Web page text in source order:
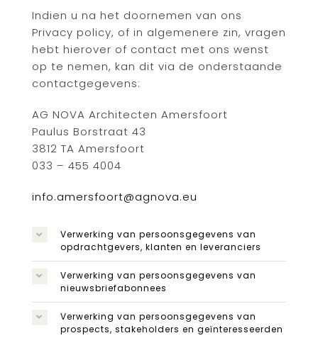
Indien u na het doornemen van ons
Privacy policy, of in algemenere zin, vragen
hebt hierover of contact met ons wenst
op te nemen, kan dit via de onderstaande
contactgegevens:
AG NOVA Architecten Amersfoort
Paulus Borstraat 43
3812 TA Amersfoort
033 – 455 4004
info.amersfoort@agnova.eu
Verwerking van persoonsgegevens van
opdrachtgevers, klanten en leveranciers
Verwerking van persoonsgegevens van
nieuwsbriefabonnees
Verwerking van persoonsgegevens van
prospects, stakeholders en geïnteresseerden